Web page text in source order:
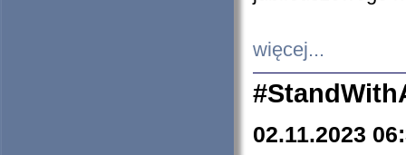
więcej...
02.11.2023